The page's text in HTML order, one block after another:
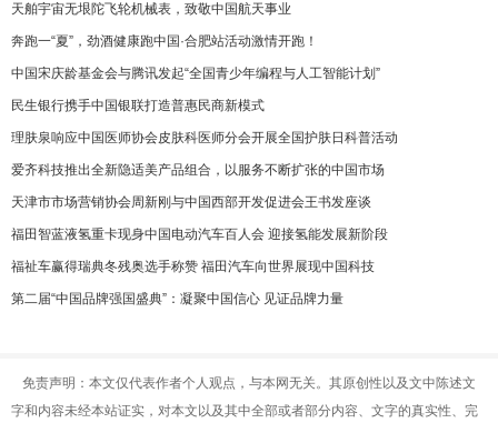
天舶宇宙无垠陀飞轮机械表，致敬中国航天事业
奔跑一“夏”，劲酒健康跑中国·合肥站活动激情开跑！
中国宋庆龄基金会与腾讯发起“全国青少年编程与人工智能计划”
民生银行携手中国银联打造普惠民商新模式
理肤泉响应中国医师协会皮肤科医师分会开展全国护肤日科普活动
爱齐科技推出全新隐适美产品组合，以服务不断扩张的中国市场
天津市市场营销协会周新刚与中国西部开发促进会王书发座谈
福田智蓝液氢重卡现身中国电动汽车百人会 迎接氢能发展新阶段
福祉车赢得瑞典冬残奥选手称赞 福田汽车向世界展现中国科技
第二届“中国品牌强国盛典”：凝聚中国信心 见证品牌力量
免责声明：本文仅代表作者个人观点，与本网无关。其原创性以及文中陈述文
字和内容未经本站证实，对本文以及其中全部或者部分内容、文字的真实性、完